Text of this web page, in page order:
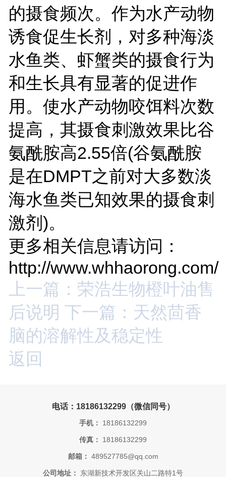
的摄食频次。作为水产动物
诱食促生长剂，对多种海淡
水鱼类、虾蟹类的摄食行为
和生长具有显著的促进作
用。使水产动物咬饵料次数
提高，其摄食刺激效果比谷
氨酰胺高2.55倍(谷氨酰胺
是在DMPT之前对大多数淡
海水鱼类已知效果的摄食刺
激剂)。
更多相关信息请访问：
http://www.whhaorong.com/
上一篇：荣浩生物橙叶油售
后说明 下一篇：天然茴香
脑的溶解性及稳定性
返回
电话：18186132299（微信同号）
手机： 18186132299
传真： 18186132299
邮箱： 489527785@qq.com
公司地址： 东湖新技术开发区关山二路特1号